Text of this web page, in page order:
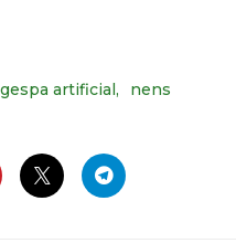
gespa artificial nens